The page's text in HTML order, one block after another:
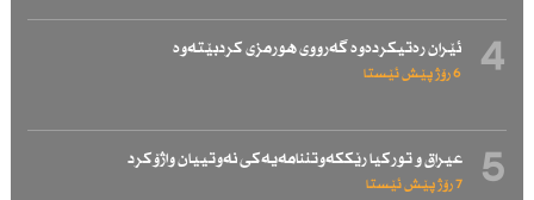
4 ئێران رەتیكردەوە گەرووی هورمزی كردبێتەوە
6 رۆژ پێش ئێستا
5 عیراق و توركیا رێككەوتننامەیەكی نەوتییان واژۆكرد
7 رۆژ پێش ئێستا